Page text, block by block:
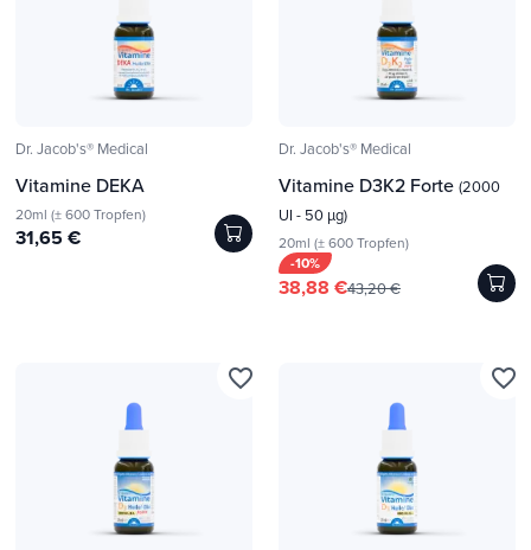
Dr. Jacob's® Medical
Vitamine DEKA
20ml (± 600 Tropfen)
31,65 €
Dr. Jacob's® Medical
Vitamine D3K2 Forte (2000
UI - 50 µg)
20ml (± 600 Tropfen)
-10%
38,88 €43,20 €
favorite_border favorite_border